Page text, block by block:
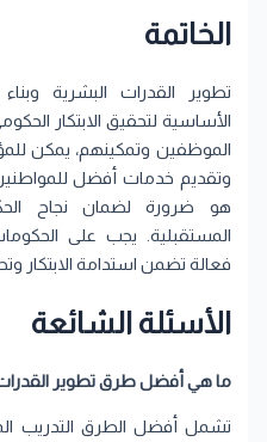
الخاتمة
تطوير القدرات البشرية
الأساسية لتحقيق الابتكار
الموظفين وتمكينهم، يمكن
وتقديم خدمات أفضل
هو ضرورة لضمان نجاح
المستقبلية. يجب على
فعالة تضمن استدامة الابتكار
الأسئلة الشائعة
ما هي أفضل طرق تطوير
تشمل أفضل الطرق التدريب